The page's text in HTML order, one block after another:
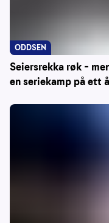
Seiersrekka røk –
en seriekamp på ett
ODDSEN